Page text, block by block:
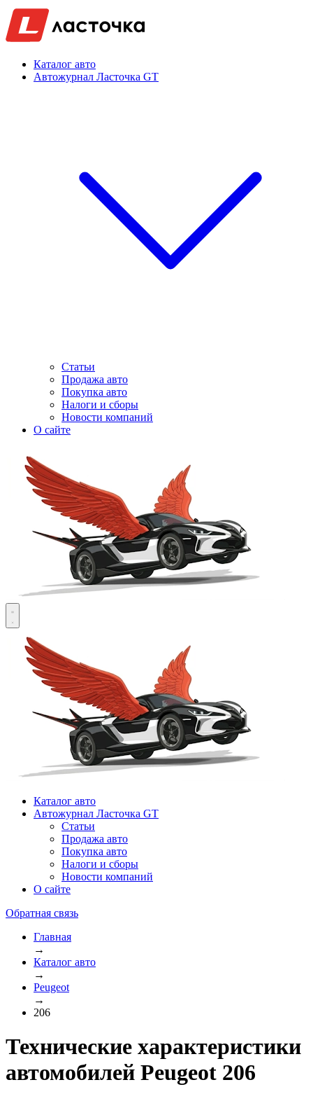
Каталог авто
Автожурнал Ласточка GT
Статьи
Продажа авто
Покупка авто
Налоги и сборы
Новости компаний
О сайте
Каталог авто
Автожурнал Ласточка GT
Статьи
Продажа авто
Покупка авто
Налоги и сборы
Новости компаний
О сайте
Обратная связь
Главная
→
Каталог авто
→
Peugeot
→
206
Технические характеристики
автомобилей Peugeot 206